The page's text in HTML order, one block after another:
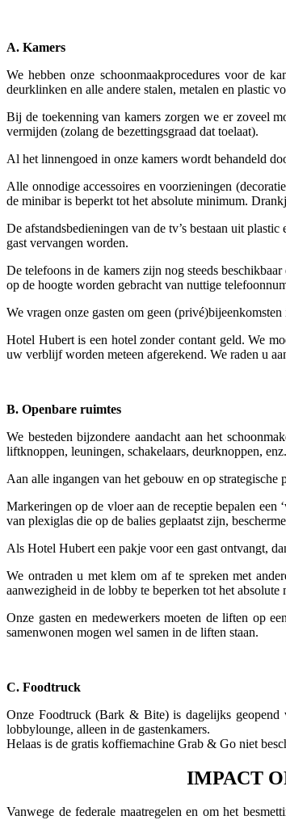
A. Kamers
We hebben onze schoonmaakprocedures voor de
deurklinken en alle andere stalen, metalen en plastic
Bij de toekenning van kamers zorgen we er zoveel
vermijden (zolang de bezettingsgraad dat toelaat).
Al het linnengoed in onze kamers wordt behandeld
Alle onnodige accessoires en voorzieningen
de minibar is beperkt tot het absolute minimum.
De afstandsbedieningen van de tv’s bestaan uit
gast vervangen worden.
De telefoons in de kamers zijn nog steeds
op de hoogte worden gebracht van nuttige
We vragen onze gasten om geen
Hotel Hubert is een hotel zonder contant geld. We
uw verblijf worden meteen afgerekend. We raden u
B. Openbare ruimtes
We besteden bijzondere aandacht aan het
liftknoppen, leuningen, schakelaars, deurknoppen,
Aan alle ingangen van het gebouw en op
Markeringen op de vloer aan de receptie bepalen
van plexiglas die op de balies geplaatst zijn,
Als Hotel Hubert een pakje voor een gast ontvangt,
We ontraden u met klem om af te spreken met
aanwezigheid in de lobby te beperken tot het absolute
Onze gasten en medewerkers moeten de liften op
samenwonen mogen wel samen in de liften staan.
C. Foodtruck
Onze Foodtruck (Bark & Bite) is dagelijks
lobbylounge, alleen in de gastenkamers.
Helaas is de gratis koffiemachine Grab & Go niet
IMPACT
Vanwege de federale maatregelen en om het